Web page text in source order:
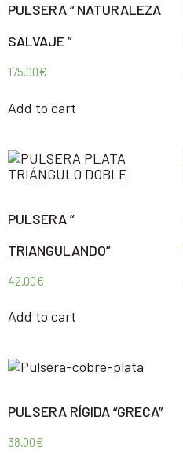
PULSERA “ NATURALEZA
SALVAJE ”
175.00€
Add to cart
PULSERA “
TRIANGULANDO”
42.00€
Add to cart
PULSERA RÍGIDA “GRECA”
38.00€